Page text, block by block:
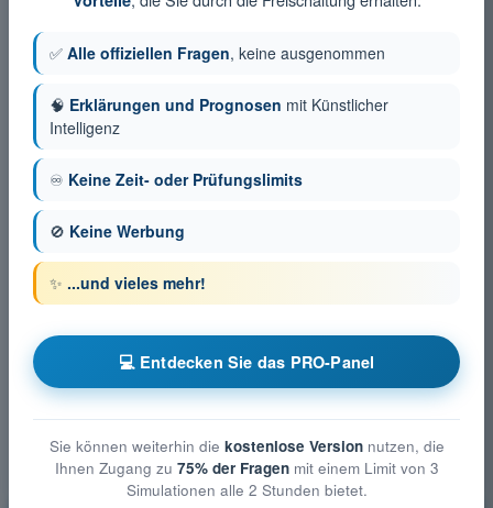
✅ Alle offiziellen Fragen, keine ausgenommen
🧠 Erklärungen und Prognosen mit Künstlicher
Intelligenz
♾️ Keine Zeit- oder Prüfungslimits
🚫 Keine Werbung
✨ ...und vieles mehr!
💻 Entdecken Sie das PRO-Panel
Sie können weiterhin die kostenlose Versionnutzen, die
Ihnen Zugang zu 75% der Fragenmit einem Limit von 3
Simulationen alle 2 Stunden bietet.